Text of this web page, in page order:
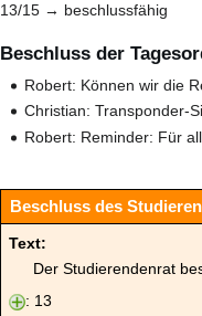
13/15 → beschlussfähig
Beschluss der
Robert: Können wir die
Christian: Transponder-
Robert: Reminder: Für
Beschluss des
Text:
Der Studierendenrat
: 13